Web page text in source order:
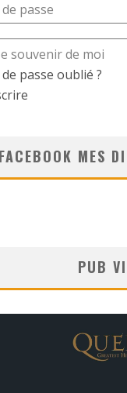
passe
souvenir de moi
passe oublié ?
FACEBOOK MES
PUB